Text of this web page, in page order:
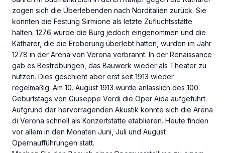
zogen sich die Überlebenden nach Norditalien zurück. Sie
konnten die Festung Sirmione als letzte Zufluchtsstätte
halten. 1276 wurde die Burg jedoch eingenommen und die
Katharer, die die Eroberung überlebt hatten, wurden im Jahr
1278 in der Arena von Verona verbrannt. In der Renaissance
gab es Bestrebungen, das Bauwerk wieder als Theater zu
nutzen. Dies geschieht aber erst seit 1913 wieder
regelmäßig. Am 10. August 1913 wurde anlässlich des 100.
Geburtstags von Giuseppe Verdi die Oper Aida aufgeführt.
Aufgrund der hervorragenden Akustik konnte sich die Arena
di Verona schnell als Konzertstätte etablieren. Heute finden
vor allem in den Monaten Juni, Juli und August
Opernaufführungen statt.